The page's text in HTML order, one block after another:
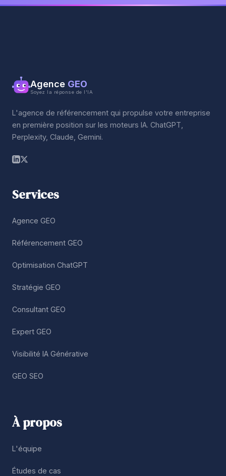
Agence GEO
Soyez la réponse de l'IA
L'agence de référencement qui propulse votre entreprise
en première position sur les moteurs IA. ChatGPT,
Perplexity, Claude, Gemini.
Services
Agence GEO
Référencement GEO
Optimisation ChatGPT
Stratégie GEO
Consultant GEO
Expert GEO
Visibilité IA Générative
GEO SEO
À propos
L'équipe
Études de cas